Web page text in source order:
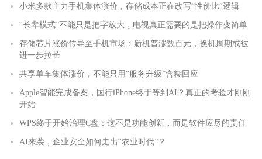
小米多款主力手机集体涨价，存储成本正在改写“性价比”逻辑
“长辈模式”不能只是把字放大，电视真正需要的是把操作变简单
存储芯片涨价传导至手机市场：新机普涨数百元，换机周期或被
进一步拉长
共享单车集体涨价，不能只用“服务升级”含糊回应
Apple智能完成备案，国行iPhone终于等到AI？真正的考验才刚刚
开始
WPS终于开始治理C盘：这不是功能创新，而是软件应尽的责任
AI来袭，企业安全如何走出“农业时代”？